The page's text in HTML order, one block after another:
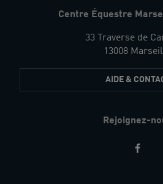
Centre Équestre
33 Traverse de
13008
AIDE &
Rejoignez-